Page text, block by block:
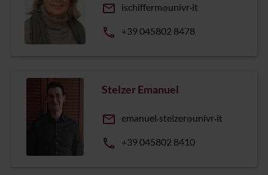
email ischifferm univr it
phone +39 045802 8478
Stelzer Emanuel
email emanuel stelzer univr it
phone +39 045802 8410